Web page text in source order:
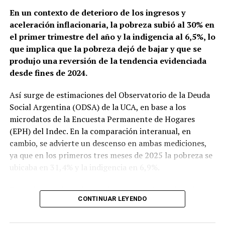
externo.
La compra oficial fue la más
baja del programa
En el mercado oficial,
millones
, el
menor monto desde el comienzo del
programa de acumulación de reservas en 2026
vez, la rueda tuvo un volumen operado de u$s515
millones, por lo quela autoridad monetaria absorbió
solo el 2% del total negociado
, un porcentaje inferior
al nivel objetivo
que suele seguir el mercado.
acumuladas en 2026 llegaron a u$s13.381 millones
Así, el Central encadenó seis ruedas consecutivas con
saldo positivo, aunqueel ritmo de intervención quedó
En un contexto de deterioro de los ingresos y
aceleración inflacionaria, la pobreza subió al 30% en
el primer trimestre del año y la indigencia al 6,5%, lo
que implica que la pobreza dejó de bajar y que se
produjo una reversión de la tendencia evidenciada
desde fines de 2024.
Así surge de estimaciones del Observatorio de la Deuda
Social Argentina (ODSA) de la UCA, en base a los
microdatos de la Encuesta Permanente de Hogares
(EPH) del Indec. En la comparación interanual, en
cambio, se advierte un descenso en ambas mediciones,
ya que en los primeros tres meses de 2025 la pobreza se
ubicaba en 31,4% y la indigencia en 6,9%.
Por aglomerados urbanos, las mayores tasas de pobreza
se observaron en Concordia (52,5%), Gran Resistencia
CONTINUAR LEYENDO